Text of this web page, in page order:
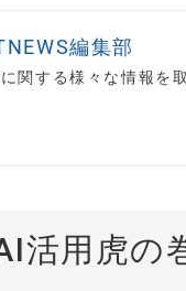
編集部
関する様々な情報を
活用虎の